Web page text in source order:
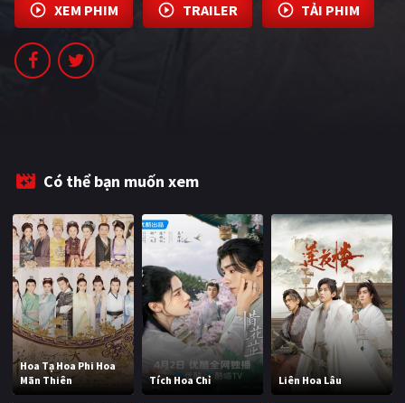
BLOG
XEM PHIM TRAILER TẢI PHIM
Có thể bạn muốn xem
Hoa Tạ Hoa Phi Hoa
Mãn Thiên
Tích Hoa Chỉ Liên Hoa Lâu